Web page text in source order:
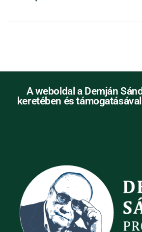
A weboldal a Demján
keretében és